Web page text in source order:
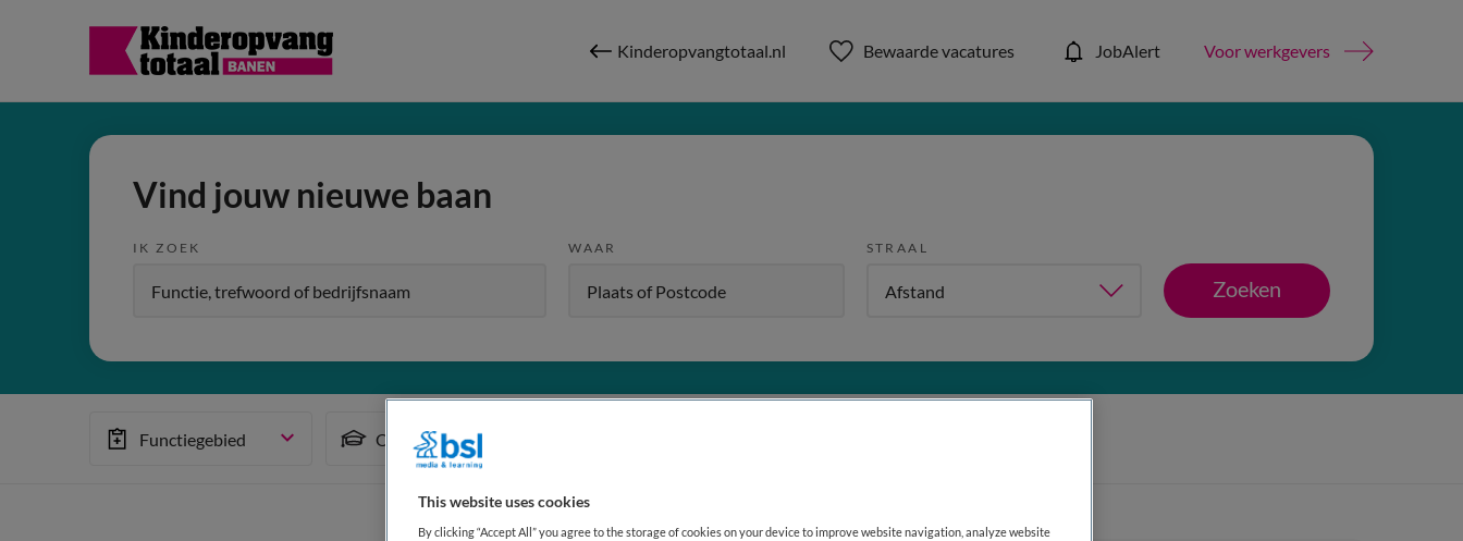
Kinderopvangtotaal.nl Bewaarde vacatures JobAlert Voor werkgevers
Vind jouw nieuwe baan
IK ZOEK WAAR STRAAL
Zoeken
Functiegebied Opleiding
This website uses cookies
By clicking “Accept All” you agree to the storage of cookies on your device to improve website navigation, analyze website